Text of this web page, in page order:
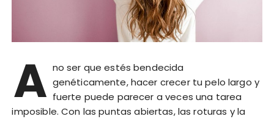
A no ser que estés bendecida
genéticamente, hacer crecer tu pelo largo y
fuerte puede parecer a veces una tarea
imposible. Con las puntas abiertas, las roturas y la